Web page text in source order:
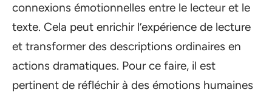
connexions émotionnelles entre le lecteur et le
texte. Cela peut enrichir l’expérience de lecture
et transformer des descriptions ordinaires en
actions dramatiques. Pour ce faire, il est
pertinent de réfléchir à des émotions humaines